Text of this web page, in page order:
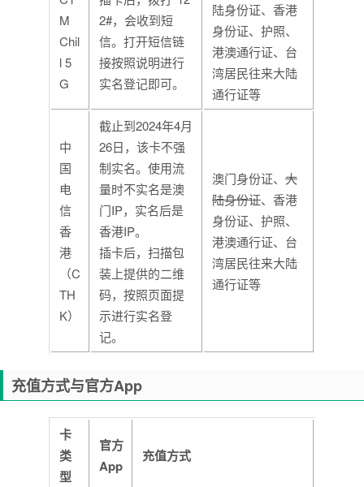
M
Chil
l 5
G
2#，会收到短
信。打开短信链
接按照说明进行
实名登记即可。
陆身份证、香港
身份证、护照、
港澳通行证、台
湾居民往来大陆
通行证等
中
国
电
信
香
港
（C
TH
K）
截止到2024年4月
26日，该卡不强
制实名。使用流
量时不实名是澳
门IP，实名后是
香港IP。
插卡后，扫描包
装上提供的二维
码，按照页面提
示进行实名登
记。
澳门身份证、 大
陆身份证、香港
身份证、护照、
港澳通行证、台
湾居民往来大陆
通行证等
充值方式与官方App
卡
类
型
官方
App
充值方式